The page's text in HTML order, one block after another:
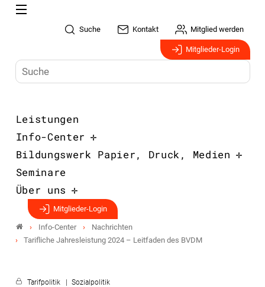
Suche Kontakt Mitglied werden
Mitglieder-Login
Leistungen
Info-Center
Bildungswerk Papier, Druck, Medien
Seminare
Über uns
Mitglieder-Login
Info-Center
Nachrichten
Tarifliche Jahresleistung 2024 – Leitfaden des BVDM
Tarifpolitik Sozialpolitik